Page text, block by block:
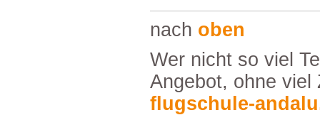
nach oben
WernichtsovielTextmöchtefindetunser
flugschule-